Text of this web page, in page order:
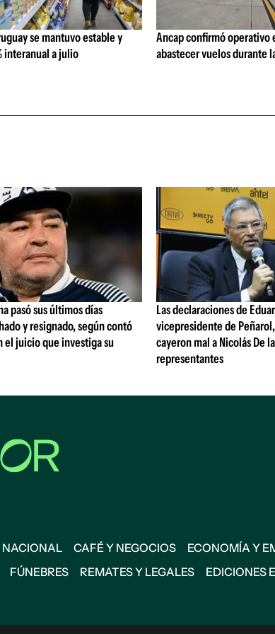
se mantuvo estable y
interanual a julio
Ancap confirmó operativo
abastecer vuelos durante
pasó sus últimos días
y resignado, según contó
el juicio que investiga su
Las declaraciones de
vicepresidente de
cayeron mal a Nicolás De
representantes
NACIONAL CAFÉ Y NEGOCIOS ECONOMÍA Y
FÚNEBRES REMATES Y LEGALES EDICIONES